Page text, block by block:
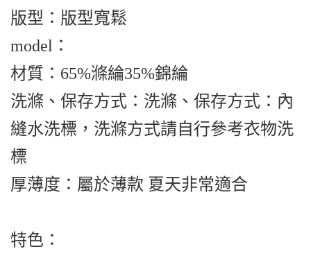
版型：版型寬鬆
model：
材質：65%滌綸35%錦綸
洗滌、保存方式：洗滌、保存方式：內
縫水洗標，洗滌方式請自行參考衣物洗
標
厚薄度：屬於薄款 夏天非常適合
特色：